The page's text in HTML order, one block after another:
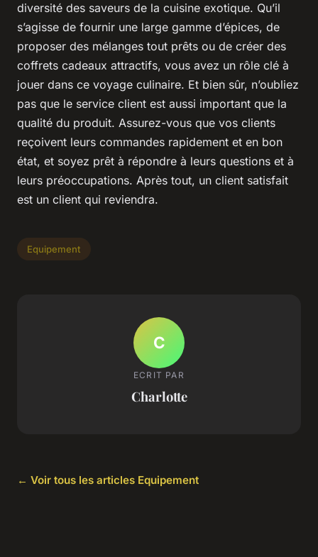
diversité des saveurs de la cuisine exotique. Qu’il
s’agisse de fournir une large gamme d’épices, de
proposer des mélanges tout prêts ou de créer des
coffrets cadeaux attractifs, vous avez un rôle clé à
jouer dans ce voyage culinaire. Et bien sûr, n’oubliez
pas que le service client est aussi important que la
qualité du produit. Assurez-vous que vos clients
reçoivent leurs commandes rapidement et en bon
état, et soyez prêt à répondre à leurs questions et à
leurs préoccupations. Après tout, un client satisfait
est un client qui reviendra.
Equipement
C
ECRIT PAR
Charlotte
← Voir tous les articles Equipement